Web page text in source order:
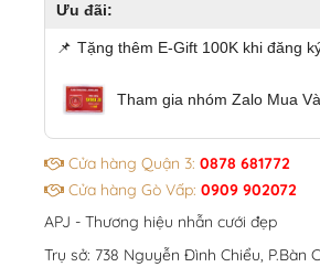
Ưu đãi:
📌 Tặng thêm E-Gift 100K khi đăng
Tham gia nhóm Zalo Mua
Cửa hàng Quận 3: 0878 681772
Cửa hàng Gò Vấp: 0909 902072
APJ - Thương hiệu nhẫn cưới đẹp
Trụ sở: 738 Nguyễn Đình Chiểu, P.Bàn